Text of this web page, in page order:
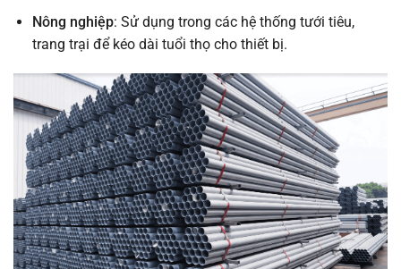
Nông nghiệp: Sử dụng trong các hệ thống tưới tiêu,
trang trại để kéo dài tuổi thọ cho thiết bị.